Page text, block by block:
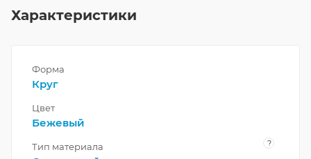
Характеристики
Форма
Круг
Цвет
Бежевый
Тип материала ?